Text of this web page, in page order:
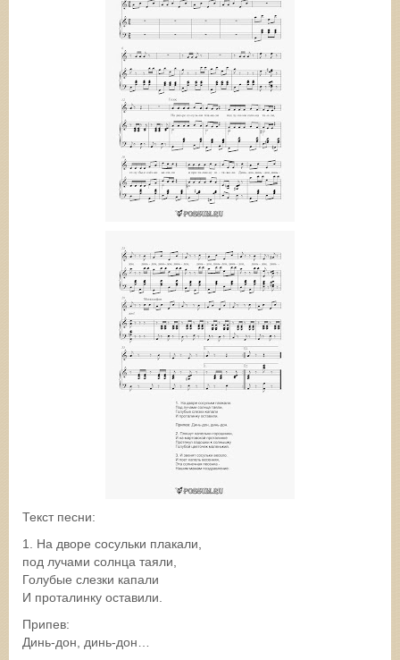
Текст песни:
1. На дворе сосульки плакали,
под лучами солнца таяли,
Голубые слезки капали
И проталинку оставили.
Припев:
Динь-дон, динь-дон…